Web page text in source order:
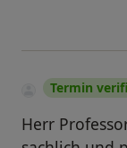
Termin
Herr